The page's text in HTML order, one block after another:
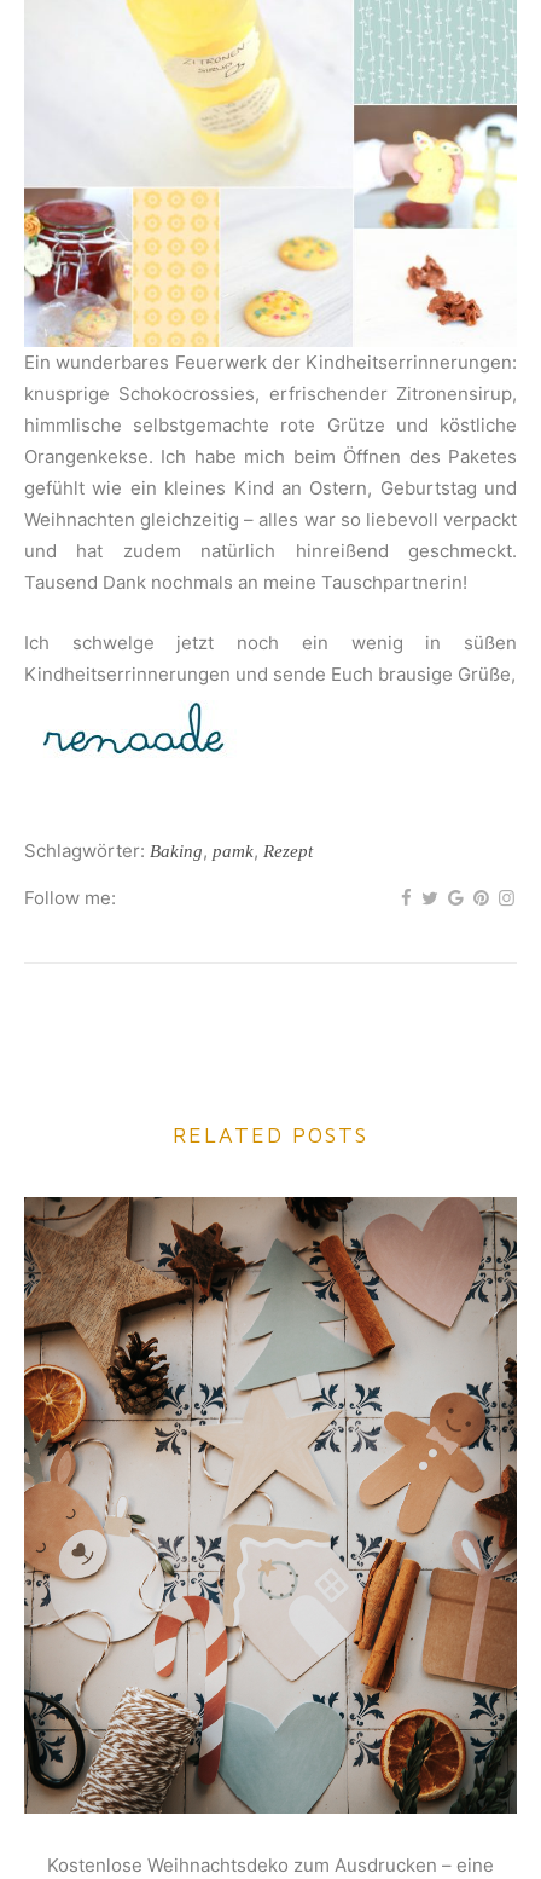
Ein wunderbares Feuerwerk der Kindheitserrinnerungen:
knusprige Schokocrossies, erfrischender Zitronensirup,
himmlische selbstgemachte rote Grütze und köstliche
Orangenkekse. Ich habe mich beim Öffnen des Paketes
gefühlt wie ein kleines Kind an Ostern, Geburtstag und
Weihnachten gleichzeitig – alles war so liebevoll verpackt
und hat zudem natürlich hinreißend geschmeckt.
Tausend Dank nochmals an meine Tauschpartnerin!
Ich schwelge jetzt noch ein wenig in süßen
Kindheitserrinnerungen und sende Euch brausige Grüße,
Schlagwörter: Baking, pamk, Rezept
Follow me:
RELATED POSTS
Kostenlose Weihnachtsdeko zum Ausdrucken – eine